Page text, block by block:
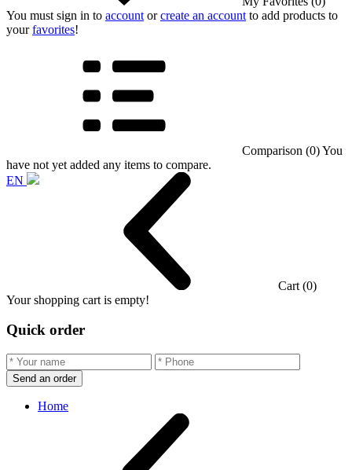
You must sign in to account orcreate an account to add products to
yourfavorites!
Comparison (0)You
have not yet added any items to compare.
EN
Cart (0)
Your shopping cart is empty!
Quick order
Send an order
Home